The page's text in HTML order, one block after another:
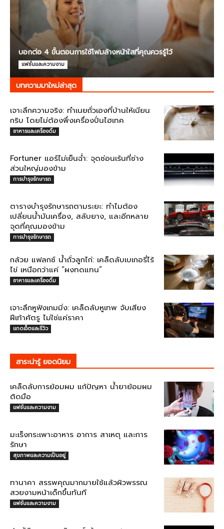
บอกต่อ 4 ขั้นตอนการใช้โฟมล้างหน้าใสที่คุณควรรู้ไว้
แฟชั่นและความงาม
บทความมาใหม่ล่าสุด
เจาะลึกความจริง: ทำเนยถั่วเองที่บ้านให้เนียน
กริบ โดยไม่ต้องพึ่งเครื่องปั่นไฮเทค
อาหารและเครื่องดื่ม
Fortuner แอร์ไม่เย็นฉ่ำ: จุดซ่อนเร้นที่ช่าง
ส่วนใหญ่มองข้าม
การบำรุงรักษารถ
ตารางบำรุงรักษารถตามระยะ: ทำไมต้อง
เปลี่ยนน้ำมันเครื่อง, สลับยาง, และอีกหลาย
จุดที่คุณมองข้าม
การบำรุงรักษารถ
กล้วย แฟลกซ์ น้ำถั่วลูกไก่: เคล็ดลับเบเกอรี่ไร้
ไข่ เหนือกว่าแค่ “ผงทดแทน”
อาหารและเครื่องดื่ม
เจาะลึกหูฟังเกมมิ่ง: เคล็ดลับหูเทพ จับเสียง
ฝีเท้าศัตรู ไม่ใช่แค่ราคา
แกดเจ็ตและรีวิว
สาระน่ารู้ ยอดนิยม
เคล็ดลับการย้อมผม แก้ปัญหา น้ำยาย้อมผม
ติดมือ
แฟชั่นและความงาม
มะเร็งกระเพาะอาหาร อาการ สาเหตุ และการ
รักษา
สุขภาพและความเป็นอยู่
ทานาคา สรรพคุณมากมายใช้แล้วผิวพรรณ
สวยงามหน้าเด็กขึ้นทันที
แฟชั่นและความงาม